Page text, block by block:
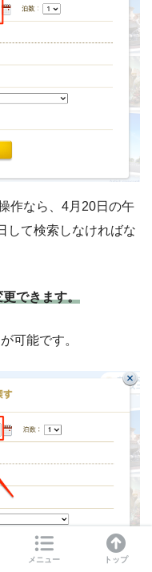
作なら、4月20日の午
して検索しなければな
できます。
可能です。
メニュー トップ